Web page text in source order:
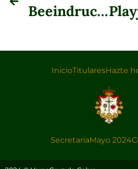
Beeindruckende Gewinne starten mit großem Selbstvertrauen im Vulkan Vegas Spielhaus für Deutschland
InicioTitularesHazte
SecretaríaMayo 2024